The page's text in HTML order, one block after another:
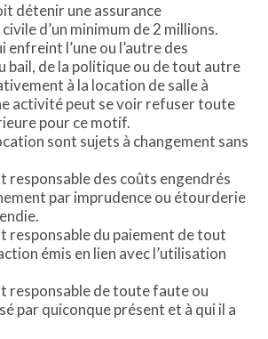
détenir une assurance
d’un minimum de 2 millions.
enfreint l’une ou l’autre des
bail, de la politique ou de tout autre
à la location de salle à
activité peut se voir refuser toute
pour ce motif.
sont sujets à changement sans
responsable des coûts engendrés
par imprudence ou étourderie
responsable du paiement de tout
émis en lien avec l’utilisation
responsable de toute faute ou
par quiconque présent et à qui il a